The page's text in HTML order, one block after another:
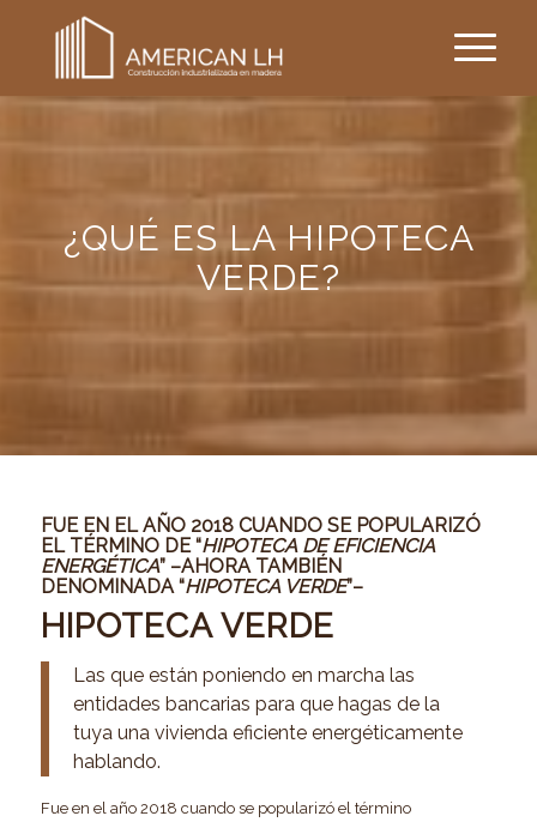
¿QUÉ ES LA HIPOTECA
VERDE?
FUE EN EL AÑO 2018 CUANDO SE POPULARIZÓ
EL TÉRMINO DE“HIPOTECA DE EFICIENCIA
ENERGÉTICA”–AHORA TAMBIÉN
DENOMINADA“HIPOTECA VERDE”–
HIPOTECA VERDE
Las que están poniendo en marcha las
entidades bancarias para que hagas de la
tuya una vivienda eficiente energéticamente
hablando.
Fue en el año 2018 cuando se popularizó el término